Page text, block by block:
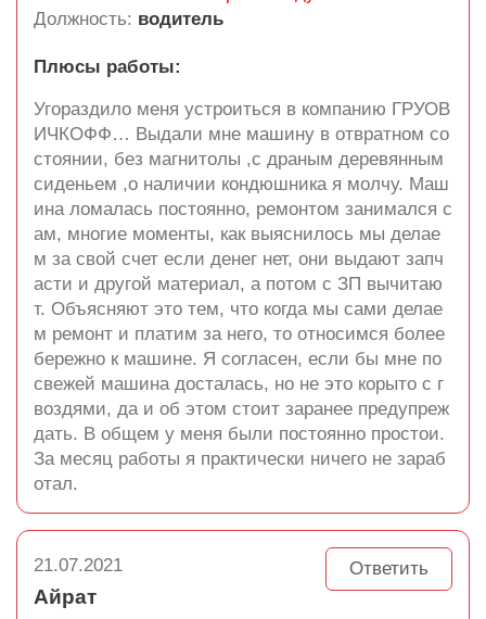
Должность: водитель
Плюсы работы:
Угораздило меня устроиться в компанию ГРУОВ
ИЧКОФФ… Выдали мне машину в отвратном со
стоянии, без магнитолы ,с драным деревянным
сиденьем ,о наличии кондюшника я молчу. Маш
ина ломалась постоянно, ремонтом занимался с
ам, многие моменты, как выяснилось мы делае
м за свой счет если денег нет, они выдают запч
асти и другой материал, а потом с ЗП вычитаю
т. Объясняют это тем, что когда мы сами делае
м ремонт и платим за него, то относимся более
бережно к машине. Я согласен, если бы мне по
свежей машина досталась, но не это корыто с г
воздями, да и об этом стоит заранее предупреж
дать. В общем у меня были постоянно простои.
За месяц работы я практически ничего не зараб
отал.
21.07.2021 Ответить
Айрат